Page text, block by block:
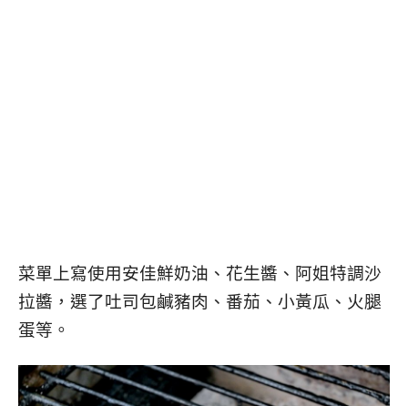
菜單上寫使用安佳鮮奶油、花生醬、阿姐特調沙
拉醬，選了吐司包鹹豬肉、番茄、小黃瓜、火腿
蛋等。